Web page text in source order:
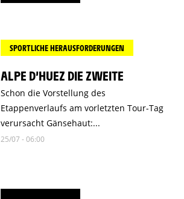
SPORTLICHE HERAUSFORDERUNGEN
ALPE D’HUEZ DIE ZWEITE
Schon die Vorstellung des
Etappenverlaufs am vorletzten Tour-Tag
verursacht Gänsehaut:...
25/07 - 06:00